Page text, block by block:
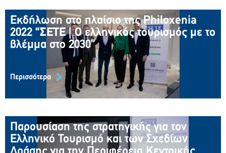
Εκδήλωση στο πλαίσιο της Philoxenia
2022 “ΣΕΤΕ| O ελληνικός τουρισμός με το
βλέμμα στο 2030”
Περισσότερα
Εκδήλωση στο πλαίσιο της Philoxenia
2022 “ΣΕΤΕ| O ελληνικός τουρισμός με
το βλέμμα στο 2030”
21 Νοεμβρίου 2022
Περισσότερα
Παρουσίαση της στρατηγικής για τον
Ελληνικό Τουρισμό και των Σχεδίων
Παρουσίαση της στρατηγικής για τον
Ελληνικό Τουρισμό και των Σχεδίων